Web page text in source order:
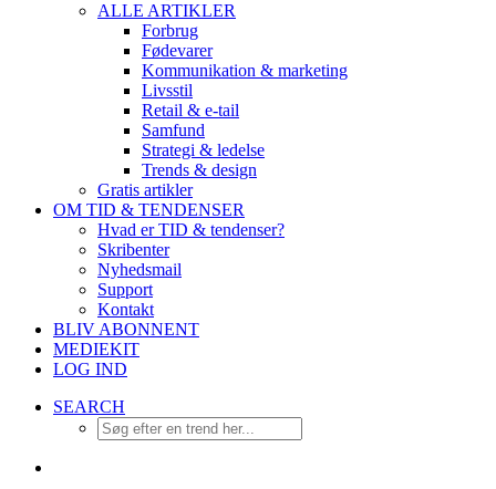
ALLE ARTIKLER
Forbrug
Fødevarer
Kommunikation & marketing
Livsstil
Retail & e-tail
Samfund
Strategi & ledelse
Trends & design
Gratis artikler
OM TID & TENDENSER
Hvad er TID & tendenser?
Skribenter
Nyhedsmail
Support
Kontakt
BLIV ABONNENT
MEDIEKIT
LOG IND
SEARCH